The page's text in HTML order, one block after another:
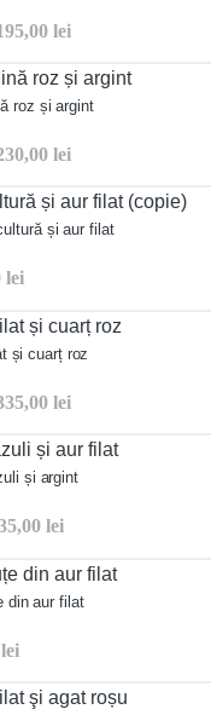
lei
roz și argint
lei
și aur filat
lei
și cuarț roz
lei
și argint
lei
din aur filat
lei